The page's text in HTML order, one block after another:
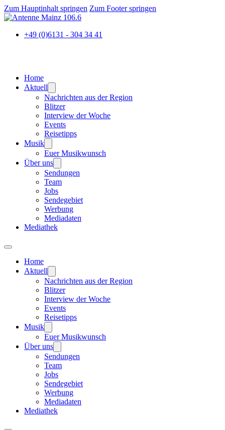
Zum Hauptinhalt springen Zum Footer springen
+49 (0)6131 - 304 34 41
Home
Aktuell
Nachrichten aus der Region
Blitzer
Interview der Woche
Events
Reisetipps
Musik
Euer Musikwunsch
Über uns
Sendungen
Team
Jobs
Sendegebiet
Werbung
Mediadaten
Mediathek
Home
Aktuell
Nachrichten aus der Region
Blitzer
Interview der Woche
Events
Reisetipps
Musik
Euer Musikwunsch
Über uns
Sendungen
Team
Jobs
Sendegebiet
Werbung
Mediadaten
Mediathek